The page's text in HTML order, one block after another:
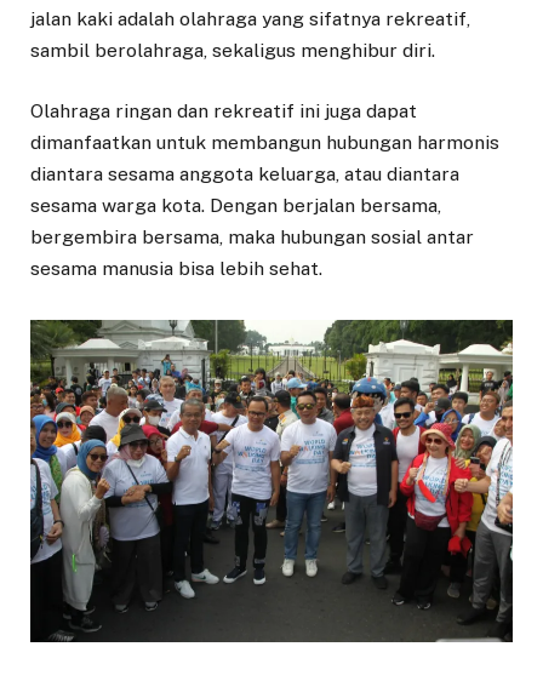
jalan kaki adalah olahraga yang sifatnya rekreatif,
sambil berolahraga, sekaligus menghibur diri.
Olahraga ringan dan rekreatif ini juga dapat
dimanfaatkan untuk membangun hubungan harmonis
diantara sesama anggota keluarga, atau diantara
sesama warga kota. Dengan berjalan bersama,
bergembira bersama, maka hubungan sosial antar
sesama manusia bisa lebih sehat.